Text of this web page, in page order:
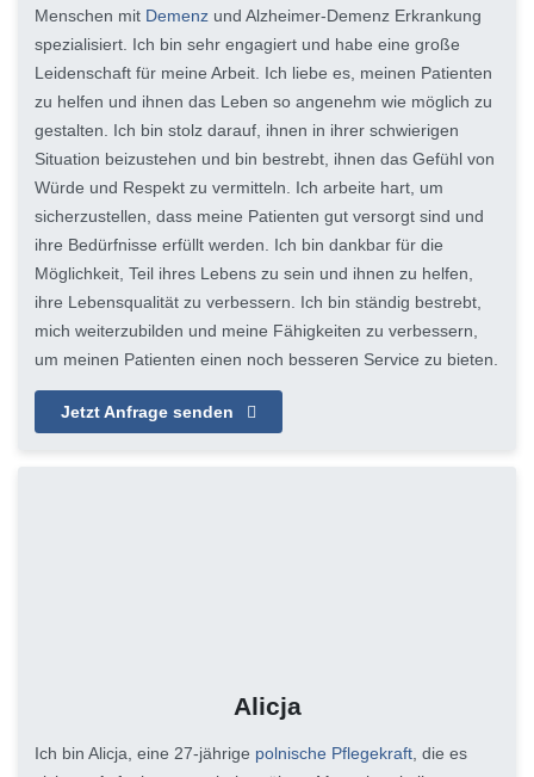
Menschen mit Demenz und Alzheimer-Demenz Erkrankung
spezialisiert. Ich bin sehr engagiert und habe eine große
Leidenschaft für meine Arbeit. Ich liebe es, meinen Patienten
zu helfen und ihnen das Leben so angenehm wie möglich zu
gestalten. Ich bin stolz darauf, ihnen in ihrer schwierigen
Situation beizustehen und bin bestrebt, ihnen das Gefühl von
Würde und Respekt zu vermitteln. Ich arbeite hart, um
sicherzustellen, dass meine Patienten gut versorgt sind und
ihre Bedürfnisse erfüllt werden. Ich bin dankbar für die
Möglichkeit, Teil ihres Lebens zu sein und ihnen zu helfen,
ihre Lebensqualität zu verbessern. Ich bin ständig bestrebt,
mich weiterzubilden und meine Fähigkeiten zu verbessern,
um meinen Patienten einen noch besseren Service zu bieten.
Jetzt Anfrage senden
Alicja
Ich bin Alicja, eine 27-jährige polnische Pflegekraft, die es